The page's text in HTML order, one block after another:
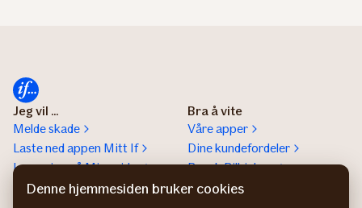
Jeg vil ...
Melde skade
Laste ned appen Mitt If
Logge inn på Mine sider
Lese Magasinet
Bra å vite
Våre apper
Dine kundefordeler
Besøk Bilhjelpen
Medisinsk rådgivning
Denne hjemmesiden bruker cookies